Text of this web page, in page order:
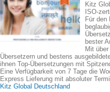
Kitz
ISO-
Für den
bester
Mit
Übersetzern und bestens
ihnen Top-Übersetzungen mit
Eine Verfügbarkeit von 7 Tage die
Express Lieferung mit absoluter
Kitz Global Deutschland